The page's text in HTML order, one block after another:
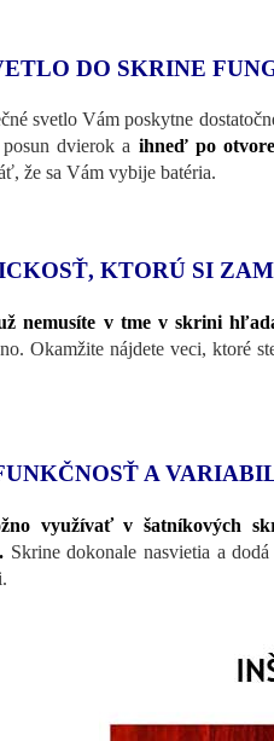
DO SKRINE
svetlo Vám poskytne
dvierok a ihneď po
že sa Vám vybije batéria.
KTORÚ SI
nemusíte v tme v skrini
Okamžite nájdete veci, ktoré
A
využívať v šatníkových
Skrine dokonale nasvietia a